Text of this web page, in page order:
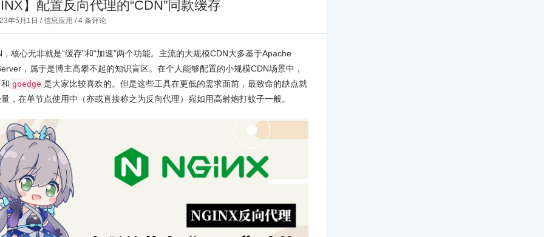
】配置反向代理的“CDN”同款缓存
年5月1日 /信息应用 /4 条评论
核心无非就是“缓存”和“加速”两个功能。主流的大规模CDN大多基于Apache
，属于是博主高攀不起的知识盲区。在个人能够配置的小规模CDN场景中，
和 goedge 是大家比较喜欢的。但是这些工具在更低的需求面前，最致命的缺点就
，在单节点使用中（亦或直接称之为反向代理）宛如用高射炮打蚊子一般。